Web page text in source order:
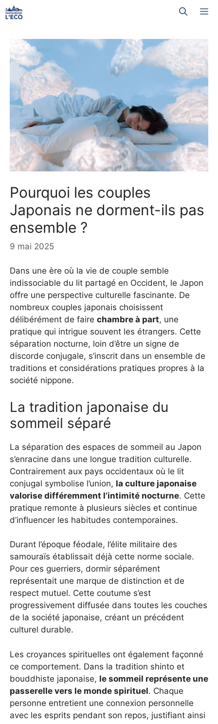
Aller
au
Pourquoi les couples
Japonais ne dorment-ils pas
ensemble ?
9 mai 2025
Dans une ère où la vie de couple semble
indissociable du lit partagé en Occident, le Japon
offre une perspective culturelle fascinante. De
nombreux couples japonais choisissent
délibérément de faire chambre à part, une
pratique qui intrigue souvent les étrangers. Cette
séparation nocturne, loin d’être un signe de
discorde conjugale, s’inscrit dans un ensemble de
traditions et considérations pratiques propres à la
société nippone.
La tradition japonaise du
sommeil séparé
La séparation des espaces de sommeil au Japon
s’enracine dans une longue tradition culturelle.
Contrairement aux pays occidentaux où le lit
conjugal symbolise l’union, la culture japonaise
valorise différemment l’intimité nocturne. Cette
pratique remonte à plusieurs siècles et continue
d’influencer les habitudes contemporaines.
Durant l’époque féodale, l’élite militaire des
samouraïs établissait déjà cette norme sociale.
Pour ces guerriers, dormir séparément
représentait une marque de distinction et de
respect mutuel. Cette coutume s’est
progressivement diffusée dans toutes les couches
de la société japonaise, créant un précédent
culturel durable.
Les croyances spirituelles ont également façonné
ce comportement. Dans la tradition shinto et
bouddhiste japonaise, le sommeil représente une
passerelle vers le monde spirituel. Chaque
personne entretient une connexion personnelle
avec les esprits pendant son repos, justifiant ainsi